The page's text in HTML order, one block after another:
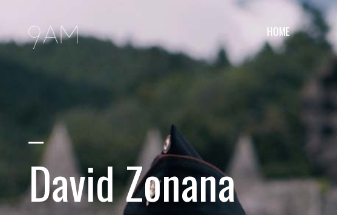
HOME
David Zonana